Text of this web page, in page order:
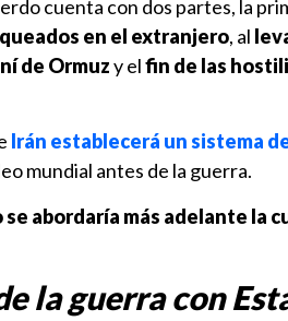
cuenta con dos partes, la
en el extranjero, al
de Ormuzy elfin de las
Irán establecerá un sistema
mundial antes de la guerra.
abordaría más adelante la
la guerra con